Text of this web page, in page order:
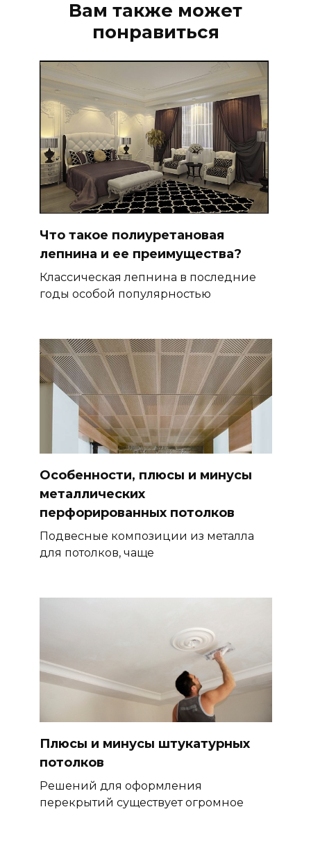
Вам также может
понравиться
Что такое полиуретановая
лепнина и ее преимущества?
Классическая лепнина в последние
годы особой популярностью
Особенности, плюсы и минусы
металлических
перфорированных потолков
Подвесные композиции из металла
для потолков, чаще
Плюсы и минусы штукатурных
потолков
Решений для оформления
перекрытий существует огромное